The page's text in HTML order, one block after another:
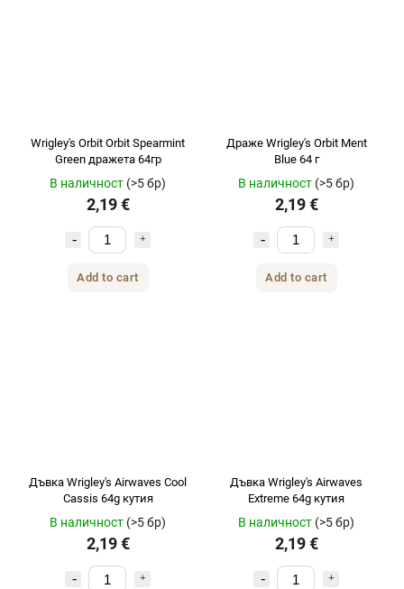
Wrigley's Orbit Orbit Spearmint
Green дражета 64гр
В наличност (>5 бр)
2,19 €
Add to cart
Драже Wrigley's Orbit Ment
Blue 64 г
В наличност (>5 бр)
2,19 €
Add to cart
Дъвка Wrigley's Airwaves Cool
Cassis 64g кутия
В наличност (>5 бр)
2,19 €
Дъвка Wrigley's Airwaves
Extreme 64g кутия
В наличност (>5 бр)
2,19 €